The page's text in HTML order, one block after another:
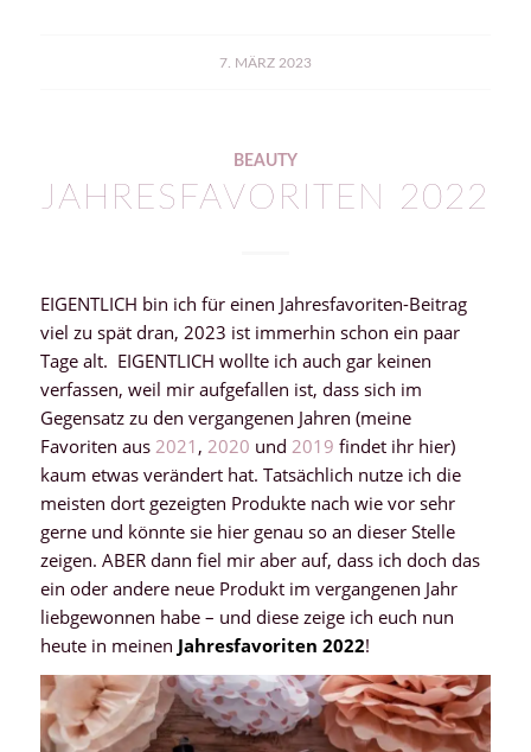
7. MÄRZ 2023
BEAUTY
JAHRESFAVORITEN 2022
EIGENTLICH bin ich für einen Jahresfavoriten-Beitrag
viel zu spät dran, 2023 ist immerhin schon ein paar
Tage alt. EIGENTLICH wollte ich auch gar keinen
verfassen, weil mir aufgefallen ist, dass sich im
Gegensatz zu den vergangenen Jahren (meine
Favoriten aus 2021 , 2020 und 2019 findet ihr hier)
kaum etwas verändert hat. Tatsächlich nutze ich die
meisten dort gezeigten Produkte nach wie vor sehr
gerne und könnte sie hier genau so an dieser Stelle
zeigen. ABER dann fiel mir aber auf, dass ich doch das
ein oder andere neue Produkt im vergangenen Jahr
liebgewonnen habe – und diese zeige ich euch nun
heute in meinen Jahresfavoriten 2022!